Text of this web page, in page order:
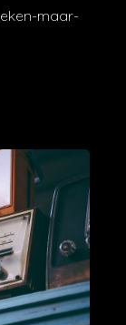
maar-